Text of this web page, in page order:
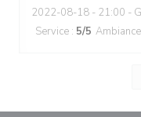
2022-08-18 - 21:00 -
Service : 5/5 Ambiance